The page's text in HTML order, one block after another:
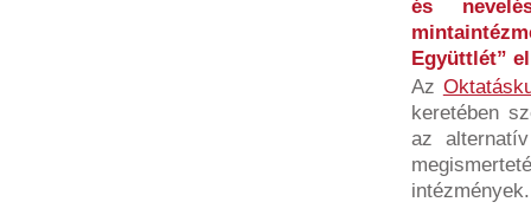
és
Együttlét”
Az
keretében
az